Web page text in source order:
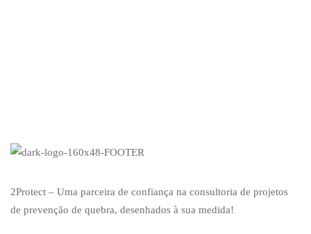
2Protect – Uma parceira de confiança na consultoria de projetos
de prevenção de quebra, desenhados à sua medida!